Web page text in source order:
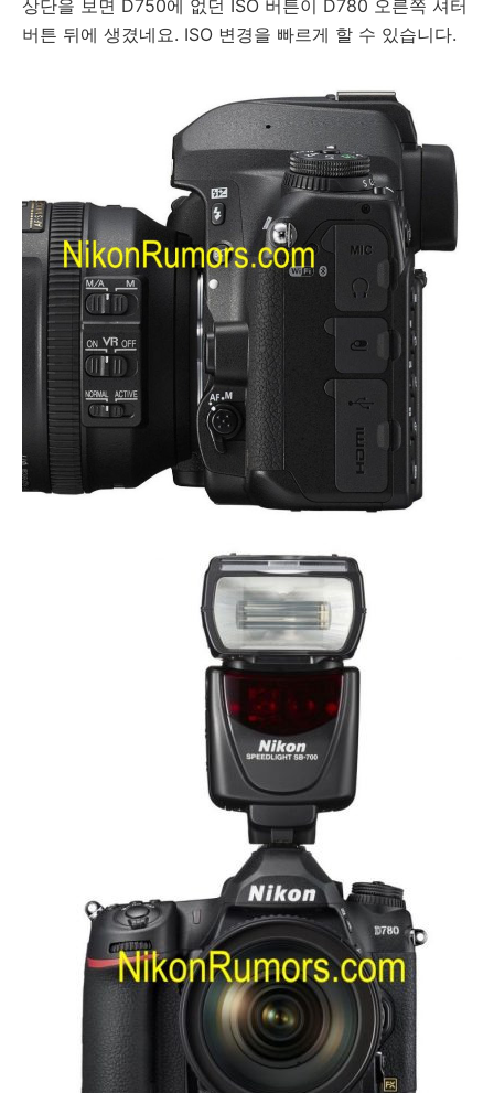
상단을 보면 D750에 없던 ISO 버튼이 D780 오른쪽 셔터
버튼 뒤에 생겼네요. ISO 변경을 빠르게 할 수 있습니다.